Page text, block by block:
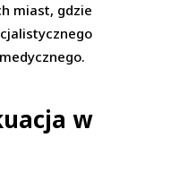
miast, gdzie
w